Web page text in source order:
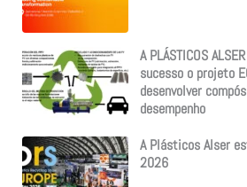
A PLÁSTICOS
sucesso o projeto
desenvolver
desempenho
A Plásticos Alser
2026